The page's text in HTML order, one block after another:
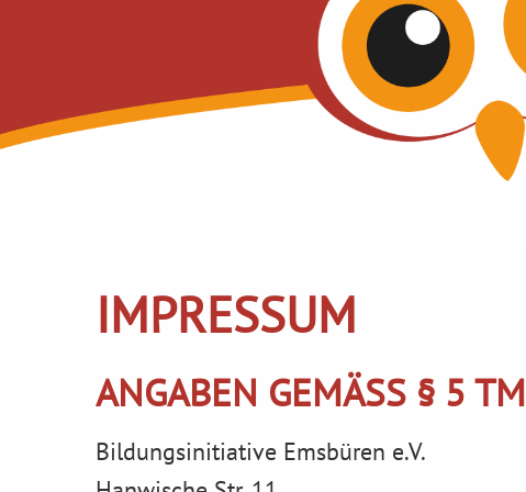
IMPRESSUM
ANGABEN GEMÄSS § 5 TMG
Bildungsinitiative Emsbüren e.V.